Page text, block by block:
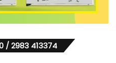
/ 2983 413374